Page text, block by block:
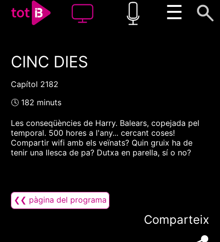
☰
00:00 00:00
CINC DIES
Capítol 2182
🕓 182 minuts
Les conseqüències de Harry. Balears, copejada pel
temporal. 500 hores a l'any... cercant coses!
Compartir wifi amb els veïnats? Quin gruix ha de
tenir una llesca de pa? Dutxa en parella, sí o no?
❮❮ pàgina del programa
Comparteix